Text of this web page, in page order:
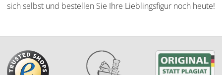
sich selbst und bestellen Sie Ihre Lieblingsfigur noch heute!